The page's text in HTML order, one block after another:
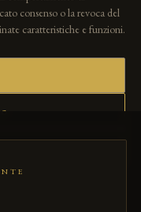
consenso o la revoca del
caratteristiche e funzioni.
da Altercut. Tutti i